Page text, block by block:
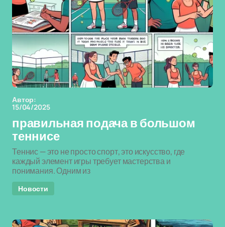
Автор:
15/04/2025
правильная подача в большом
теннисе
Теннис — это не просто спорт, это искусство, где
каждый элемент игры требует мастерства и
понимания. Одним из
Новости